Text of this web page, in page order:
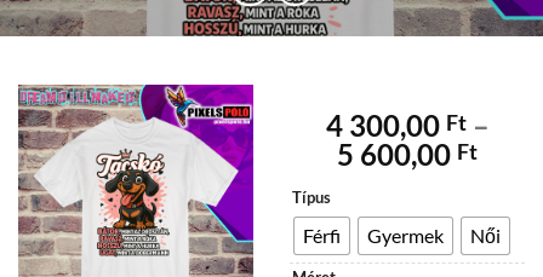
4 300,00 Ft –
5 600,00 Ft
-
5
Típus
Férfi Gyermek Női